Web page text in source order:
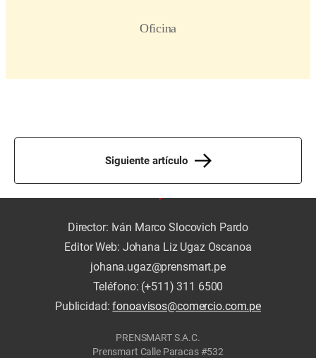
Siguiente artículo
Director: Iván Marco Slocovich Pardo
Editor Web: Johana Liz Ugaz Oscanoa
johana.ugaz@prensmart.pe
Teléfono: (+511) 311 6500
Publicidad:fonoavisos@comercio.com.pe
PRENSMART S.A.C.
Prensmart Calle Paracas #532